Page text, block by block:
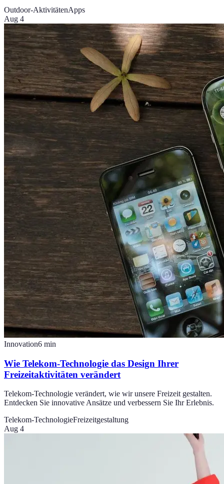
Outdoor-AktivitätenApps
Aug 4
Innovation6 min
Wie Telekom-Technologie das Design Ihrer
Freizeitaktivitäten verändert
Telekom-Technologie verändert, wie wir unsere Freizeit gestalten.
Entdecken Sie innovative Ansätze und verbessern Sie Ihr Erlebnis.
Telekom-TechnologieFreizeitgestaltung
Aug 4